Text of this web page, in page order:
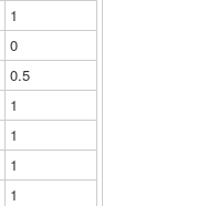
1
0
0.5
1
1
1
1